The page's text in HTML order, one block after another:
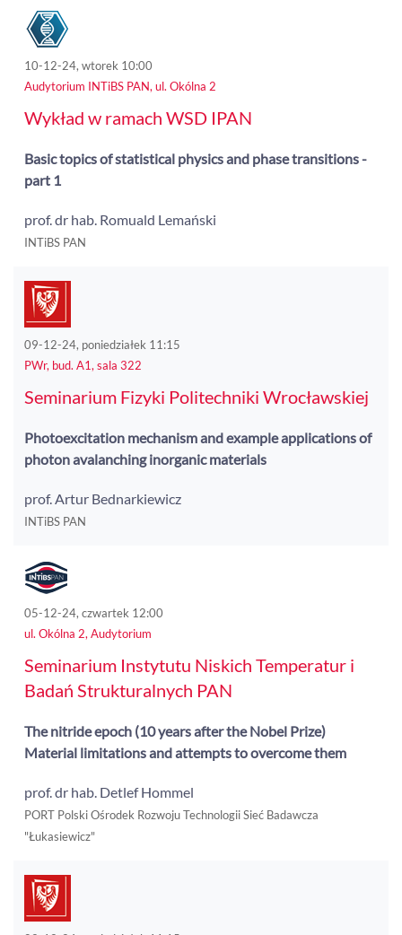
10-12-24, wtorek 10:00
Audytorium INTiBS PAN, ul. Okólna 2
Wykład w ramach WSD IPAN
Basic topics of statistical physics and phase transitions -
part 1
prof. dr hab. Romuald Lemański
INTiBS PAN
09-12-24, poniedziałek 11:15
PWr, bud. A1, sala 322
Seminarium Fizyki Politechniki Wrocławskiej
Photoexcitation mechanism and example applications of
photon avalanching inorganic materials
prof. Artur Bednarkiewicz
INTiBS PAN
05-12-24, czwartek 12:00
ul. Okólna 2, Audytorium
Seminarium Instytutu Niskich Temperatur i
Badań Strukturalnych PAN
The nitride epoch (10 years after the Nobel Prize)
Material limitations and attempts to overcome them
prof. dr hab. Detlef Hommel
PORT Polski Ośrodek Rozwoju Technologii Sieć Badawcza
"Łukasiewicz"